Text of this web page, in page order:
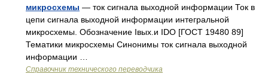
микросхемы — ток сигнала выходной информации Ток в
цепи сигнала выходной информации интегральной
микросхемы. Обозначение Iвых.и IDO [ГОСТ 19480 89]
Тематики микросхемы Синонимы ток сигнала выходной
информации …
Справочник технического переводчика